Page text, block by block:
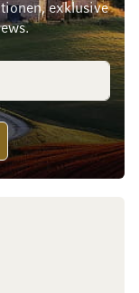
exklusive